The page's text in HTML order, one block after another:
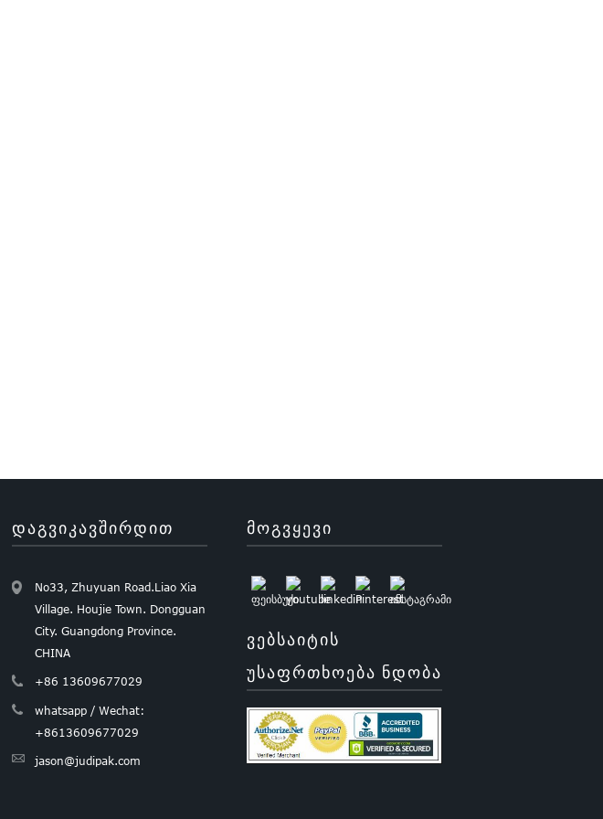
ᲓᲐᲒᲕᲘᲙᲐᲕᲨᲘᲠᲓᲘᲗ
No33, Zhuyuan Road.Liao Xia
Village. Houjie Town. Dongguan
City. Guangdong Province.
CHINA
+86 13609677029
whatsapp / Wechat:
+8613609677029
jason@judipak.com
ᲛᲝᲒᲕᲧᲔᲕᲘ
ᲕᲔᲑᲡᲐᲘᲢᲘᲡ
ᲣᲡᲐᲤᲠᲗᲮᲝᲔᲑᲐ ᲜᲓᲝᲑᲐ